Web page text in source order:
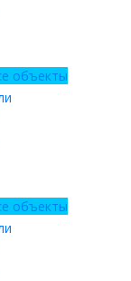
объекты
объекты